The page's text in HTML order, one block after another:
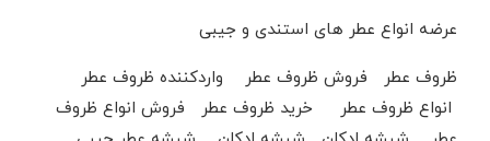
عرضه انواع عطر های استندی و جیبی
ظروف عطر فروش ظروف عطر واردکننده ظروف عطر
انواع ظروف عطر خرید ظروف عطر فروش انواع ظروف